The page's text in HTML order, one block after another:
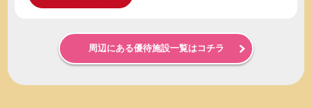
周辺にある優待施設一覧はコチラ